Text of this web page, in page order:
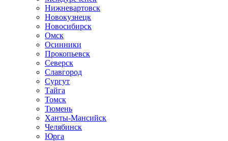
Нижневартовск
Новокузнецк
Новосибирск
Омск
Осинники
Прокопьевск
Северск
Славгород
Сургут
Тайга
Томск
Тюмень
Ханты-Мансийск
Челябинск
Юрга